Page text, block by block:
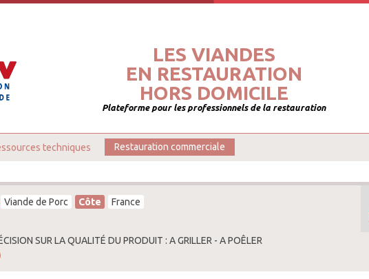
LES VIANDES
EN RESTAURATION
HORS DOMICILE
Plateforme pour les professionnels de la restauration
techniques Restauration commerciale
Viande de Porc Côte France
SUR LA QUALITÉ DU PRODUIT : A GRILLER - A POÊLER